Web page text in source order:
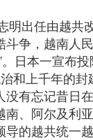
明出任由越共
斗争，越南人
。日本一宣布
和上千年的封
没有忘记昔日
南、阿尔及利
导的越共统一